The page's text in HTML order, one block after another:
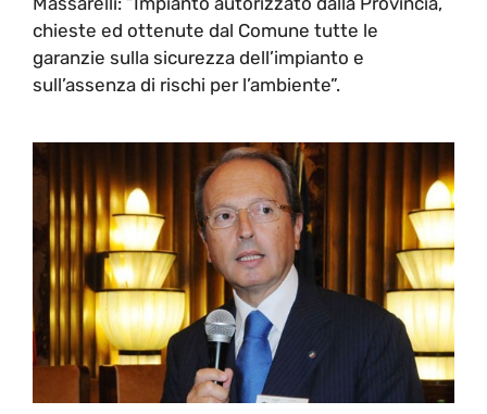
chieste ed ottenute dal Comune tutte le
garanzie sulla sicurezza dell’impianto e
sull’assenza di rischi per l’ambiente”.